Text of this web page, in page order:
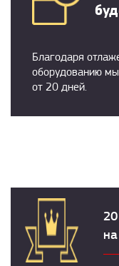
Благодаря
оборудованию
от 20 дней.